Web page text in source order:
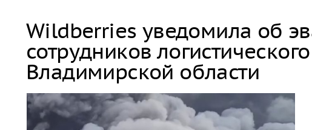
Wildberries уведомила об
сотрудников
Владимирской области